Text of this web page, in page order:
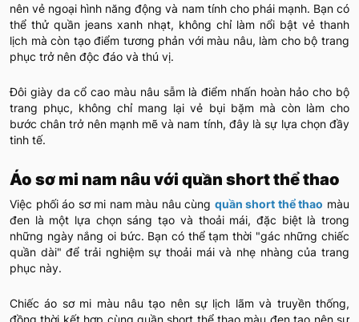
nên vẻ ngoại hình năng động và nam tính cho phái mạnh. Bạn có
thể thử quần jeans xanh nhạt, không chỉ làm nổi bật vẻ thanh
lịch mà còn tạo điểm tương phản với màu nâu, làm cho bộ trang
phục trở nên độc đáo và thú vị.
Đôi giày da cổ cao màu nâu sẫm là điểm nhấn hoàn hảo cho bộ
trang phục, không chỉ mang lại vẻ bụi bặm mà còn làm cho
bước chân trở nên mạnh mẽ và nam tính, đây là sự lựa chọn đầy
tinh tế.
Áo sơ mi nam nâu với quần short thể thao
Việc phối áo sơ mi nam màu nâu cùng quần short thể thao màu
đen là một lựa chọn sáng tạo và thoải mái, đặc biệt là trong
những ngày nắng oi bức. Bạn có thể tạm thời "gác những chiếc
quần dài" để trải nghiệm sự thoải mái và nhẹ nhàng của trang
phục này.
Chiếc áo sơ mi màu nâu tạo nên sự lịch lãm và truyền thống,
đồng thời kết hợp cùng quần short thể thao màu đen tạo nên sự